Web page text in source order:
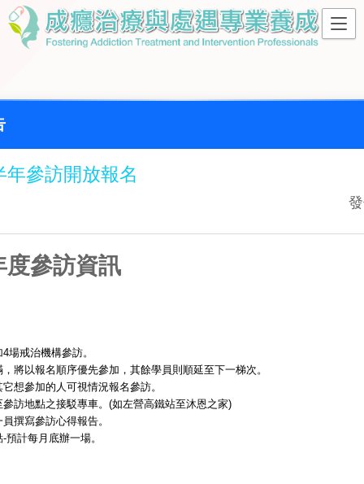
參訪開放報名
度參訪資訊
場戒治機構參訪。
將以報名順序優先參加，其餘學員則順延至下一梯次。
想參加的人可視情況報名參訪。
訪地點之接駁專車。(如左營高鐵站至沐恩之家)
撰寫參訪心得報告。
計每月底辦一場。